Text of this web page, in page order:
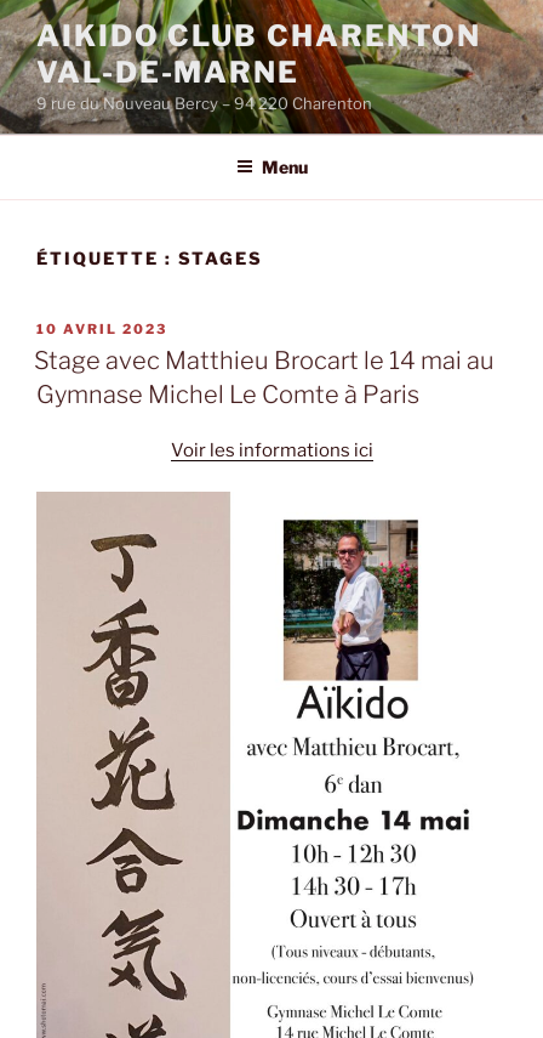
Aller
au
contenu
principal
AIKIDO CLUB CHARENTON
VAL-DE-MARNE
9 rue du Nouveau Bercy – 94 220 Charenton
Menu
ÉTIQUETTE : STAGES
PUBLIÉ
LE
10 AVRIL 2023
Stage avec Matthieu Brocart le 14 mai au
Gymnase Michel Le Comte à Paris
Voir les informations ici